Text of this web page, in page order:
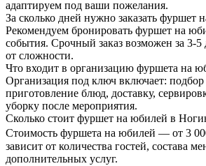
адаптируем под ваши пожелания.
За сколько дней нужно заказать фуршет
Рекомендуем бронировать фуршет на
события. Срочный заказ возможен за 3-5
от сложности.
Что входит в организацию фуршета на
Организация под ключ включает:
приготовление блюд, доставку,
уборку после мероприятия.
Сколько стоит фуршет на юбилей в
Стоимость фуршета на юбилей — от 3
зависит от количества гостей, состава
дополнительных услуг.